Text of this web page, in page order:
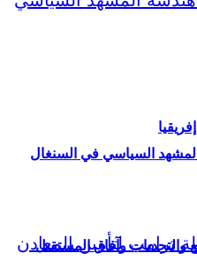
السياسي في السنغال
والتحديات وآفاق المستقبل